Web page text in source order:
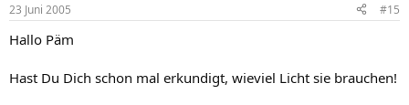
23 Juni 2005 #15
Hallo Päm
Hast Du Dich schon mal erkundigt, wieviel Licht sie brauchen!